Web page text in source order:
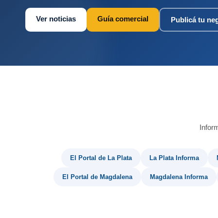
Ver noticias Guía comercial Publicá tu
El Portal de La Plata La Plata Informa
El Portal de Magdalena Magdalena Informa